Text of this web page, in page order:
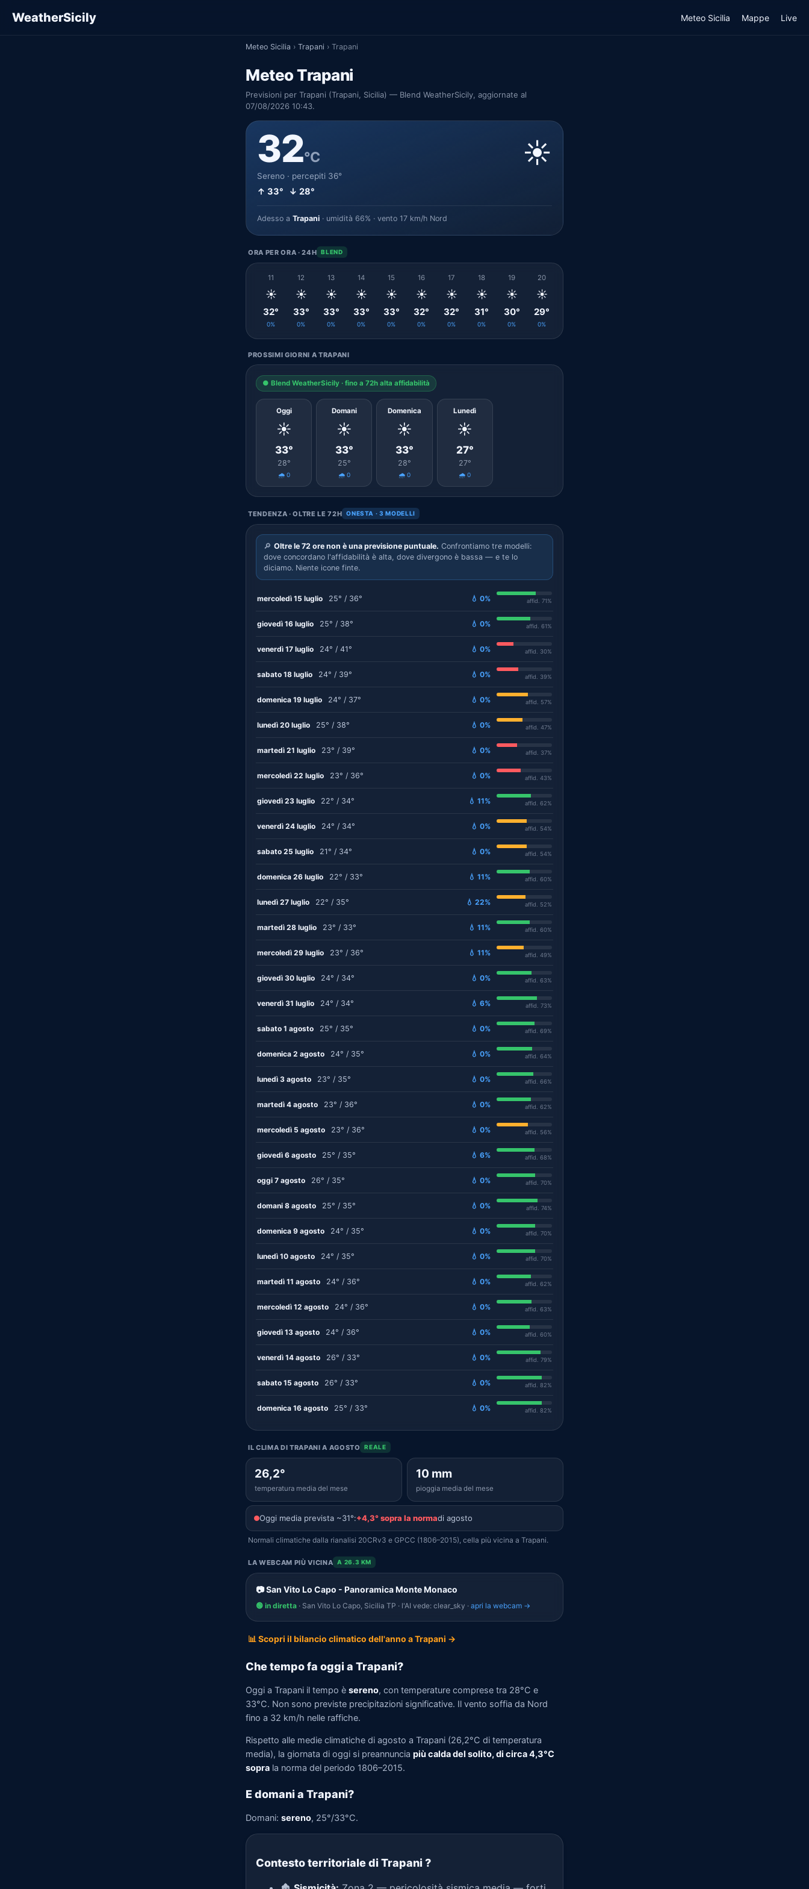
WeatherSicily Meteo Sicilia Mappe Live
Meteo Sicilia › Trapani › Trapani
Meteo Trapani
Previsioni per Trapani (Trapani, Sicilia) — Blend WeatherSicily, aggiornate al
07/08/2026 10:43.
32°C
Sereno · percepiti 36°
↑ 33° ↓ 28°
☀️
Adesso a Trapani · umidità 66% · vento 17 km/h Nord
ORA PER ORA · 24H BLEND
11
☀️
32°
0%
12
☀️
33°
0%
13
☀️
33°
0%
14
☀️
33°
0%
15
☀️
33°
0%
16
☀️
32°
0%
17
☀️
32°
0%
18
☀️
31°
0%
19
☀️
30°
0%
20
☀️
29°
0%
PROSSIMI GIORNI A TRAPANI
● Blend WeatherSicily · fino a 72h alta affidabilità
Oggi
☀️
33°
28°
🌧️ 0
Domani
☀️
33°
25°
🌧️ 0
Domenica
☀️
33°
28°
🌧️ 0
Lunedì
☀️
27°
27°
🌧️ 0
TENDENZA · OLTRE LE 72H ONESTA · 3 MODELLI
🔎 Oltre le 72 ore non è una previsione puntuale. Confrontiamo tre modelli:
dove concordano l'affidabilità è alta, dove divergono è bassa — e te lo
diciamo. Niente icone finte.
mercoledì 15 luglio 25° / 36° 💧 0% affid. 71%
giovedì 16 luglio 25° / 38° 💧 0% affid. 61%
venerdì 17 luglio 24° / 41° 💧 0% affid. 30%
sabato 18 luglio 24° / 39° 💧 0% affid. 39%
domenica 19 luglio 24° / 37° 💧 0% affid. 57%
lunedì 20 luglio 25° / 38° 💧 0% affid. 47%
martedì 21 luglio 23° / 39° 💧 0% affid. 37%
mercoledì 22 luglio 23° / 36° 💧 0% affid. 43%
giovedì 23 luglio 22° / 34° 💧 11% affid. 62%
venerdì 24 luglio 24° / 34° 💧 0% affid. 54%
sabato 25 luglio 21° / 34° 💧 0% affid. 54%
domenica 26 luglio 22° / 33° 💧 11% affid. 60%
lunedì 27 luglio 22° / 35° 💧 22% affid. 52%
martedì 28 luglio 23° / 33° 💧 11% affid. 60%
mercoledì 29 luglio 23° / 36° 💧 11% affid. 49%
giovedì 30 luglio 24° / 34° 💧 0% affid. 63%
venerdì 31 luglio 24° / 34° 💧 6% affid. 73%
sabato 1 agosto 25° / 35° 💧 0% affid. 69%
domenica 2 agosto 24° / 35° 💧 0% affid. 64%
lunedì 3 agosto 23° / 35° 💧 0% affid. 66%
martedì 4 agosto 23° / 36° 💧 0% affid. 62%
mercoledì 5 agosto 23° / 36° 💧 0% affid. 56%
giovedì 6 agosto 25° / 35° 💧 6% affid. 68%
oggi 7 agosto 26° / 35° 💧 0% affid. 70%
domani 8 agosto 25° / 35° 💧 0% affid. 74%
domenica 9 agosto 24° / 35° 💧 0% affid. 70%
lunedì 10 agosto 24° / 35° 💧 0% affid. 70%
martedì 11 agosto 24° / 36° 💧 0% affid. 62%
mercoledì 12 agosto 24° / 36° 💧 0% affid. 63%
giovedì 13 agosto 24° / 36° 💧 0% affid. 60%
venerdì 14 agosto 26° / 33° 💧 0% affid. 79%
sabato 15 agosto 26° / 33° 💧 0% affid. 82%
domenica 16 agosto 25° / 33° 💧 0% affid. 82%
IL CLIMA DI TRAPANI A AGOSTO REALE
26,2°
temperatura media del mese
10 mm
pioggia media del mese
Oggi media prevista ~31°:+4,3° sopra la normadi agosto
Normali climatiche dalla rianalisi 20CRv3 e GPCC (1806–2015), cella più vicina a Trapani.
LA WEBCAM PIÙ VICINA A 26.3 KM
📷 San Vito Lo Capo - Panoramica Monte Monaco
🟢 in diretta · San Vito Lo Capo, Sicilia TP · l'AI vede: clear_sky · apri la webcam →
📊 Scopri il bilancio climatico dell'anno a Trapani →
Che tempo fa oggi a Trapani?
Oggi a Trapani il tempo è sereno, con temperature comprese tra 28°C e
33°C. Non sono previste precipitazioni significative. Il vento soffia da Nord
fino a 32 km/h nelle raffiche.
Rispetto alle medie climatiche di agosto a Trapani (26,2°C di temperatura
media), la giornata di oggi si preannuncia più calda del solito, di circa 4,3°C
sopra la norma del periodo 1806–2015.
E domani a Trapani?
Domani: sereno, 25°/33°C.
Contesto territoriale di Trapani ?